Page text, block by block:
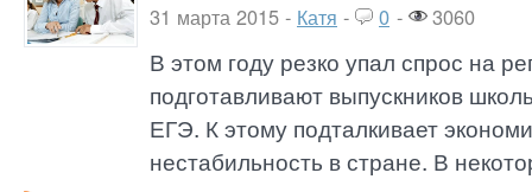
31 марта 2015 - Катя - 0 - 3060
В этом году резко упал спрос на
подготавливают выпускников
ЕГЭ. К этому подталкивает
нестабильность в стране. В